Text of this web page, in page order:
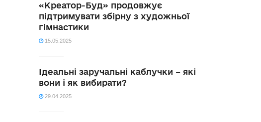
«Креатор-Буд» продовжує
підтримувати збірну з художньої
гімнастики
15.05.2025
Ідеальні заручальні каблучки – які
вони і як вибирати?
29.04.2025